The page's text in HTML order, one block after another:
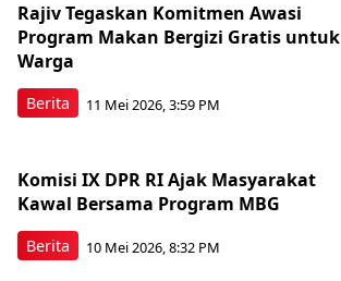
Berita
Rajiv Tegaskan Komitmen Awasi
Program Makan Bergizi Gratis untuk
Warga
11 Mei 2026, 3:59 PM
Berita
Komisi IX DPR RI Ajak Masyarakat
Kawal Bersama Program MBG
10 Mei 2026, 8:32 PM